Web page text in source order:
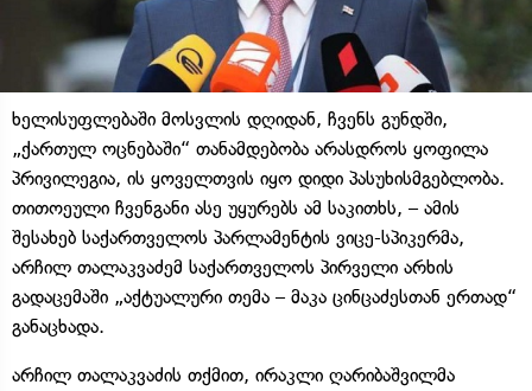
ხელისუფლებაში მოსვლის დღიდან, ჩვენს გუნდში,
„ქართულ ოცნებაში“ თანამდებობა არასდროს ყოფილა
პრივილეგია, ის ყოველთვის იყო დიდი პასუხისმგებლობა.
თითოეული ჩვენგანი ასე უყურებს ამ საკითხს, – ამის
შესახებ საქართველოს პარლამენტის ვიცე-სპიკერმა,
არჩილ თალაკვაძემ საქართველოს პირველი არხის
გადაცემაში „აქტუალური თემა – მაკა ცინცაძესთან ერთად“
განაცხადა.
არჩილ თალაკვაძის თქმით, ირაკლი ღარიბაშვილმა